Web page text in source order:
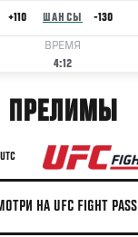
+110 ШАНСЫ -130
ВРЕМЯ
4:12
ПРЕЛИМЫ
НА UFC FIGHT PASS